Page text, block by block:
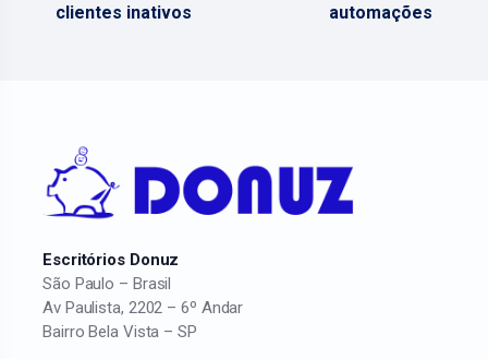
clientes inativos
automações
Escritórios Donuz
São Paulo – Brasil
Av Paulista, 2202 – 6º Andar
Bairro Bela Vista – SP